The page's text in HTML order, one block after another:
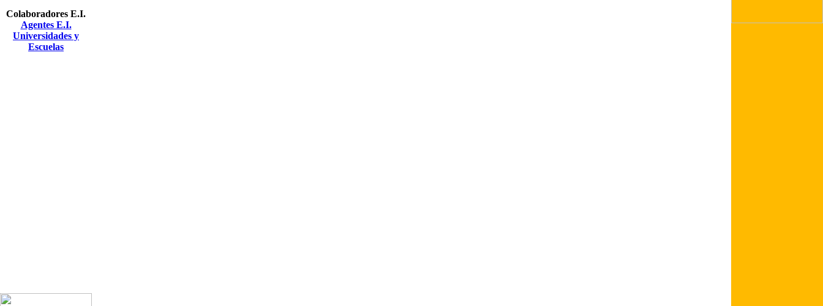
Colaboradores E.I.
Agentes E.I.
Universidades y
Escuelas